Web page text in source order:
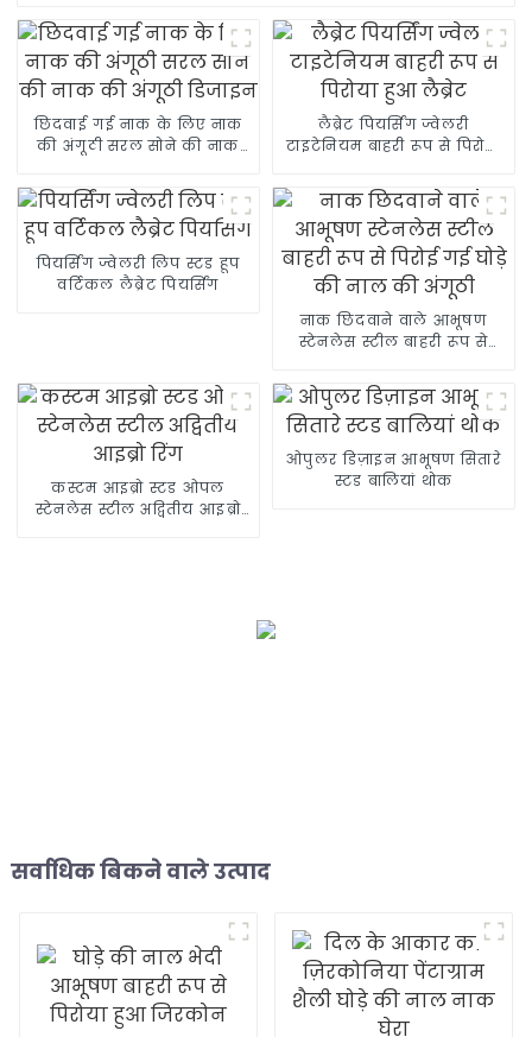
छिदवाई गई नाक के लिए नाक
की अंगूठी सरल सोने की नाक
लैब्रेट पियर्सिंग ज्वेलरी
टाइटेनियम बाहरी रूप से पिरोया
पियर्सिंग ज्वेलरी लिप स्टड हूप
वर्टिकल लैब्रेट पियर्सिंग
नाक छिदवाने वाले आभूषण
स्टेनलेस स्टील बाहरी रूप से
अंगूठी
कस्टम आइब्रो स्टड ओपल
स्टेनलेस स्टील अद्वितीय आइब्रो
ओपुलर डिज़ाइन आभूषण सितारे
स्टड बालियां थोक
सर्वाधिक बिकने वाले उत्पाद